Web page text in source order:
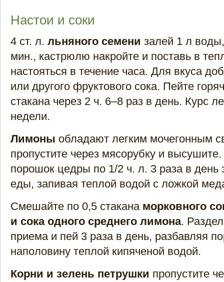
Настои и соки
4 ст. л. льняного семени залей 1 л
мин., кастрюлю накройте и поставь в
настояться в течение часа. Для вкуса
или другого фруктового сока. Пейте
стакана через 2 ч. 6–8 раз в день. Курс
недели.
Лимоны обладают легким мочегонным
пропустите через мясорубку и
порошок цедры по 1/2 ч. л. 3 раза в день
еды, запивая теплой водой с ложкой
Смешайте по 0,5 стакана морковного
и сока одного среднего лимона.
приема и пей 3 раза в день, разбавляя
наполовину теплой кипяченой водой.
Корни и зелень петрушки пропустите